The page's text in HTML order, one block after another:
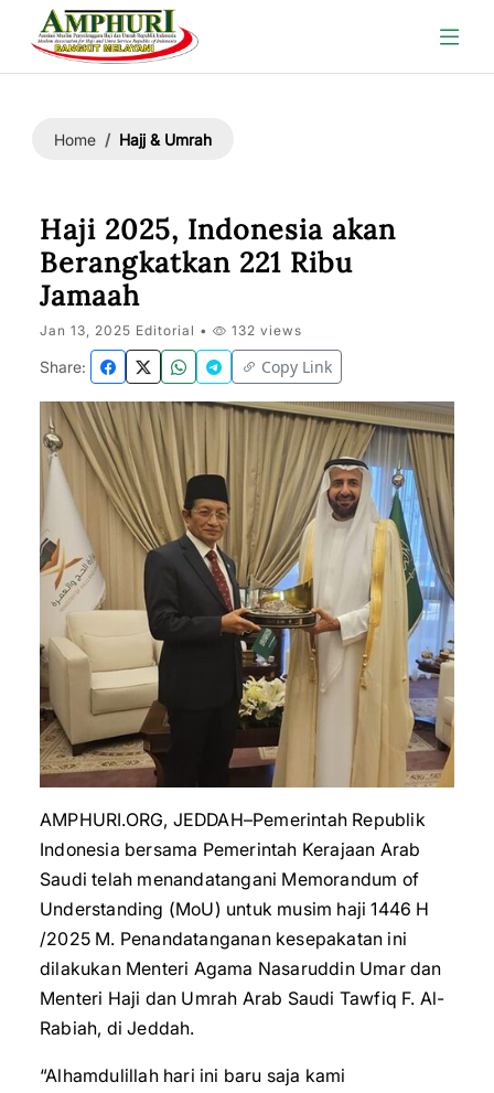
Home Hajj & Umrah
Haji 2025, Indonesia akan
Berangkatkan 221 Ribu
Jamaah
Jan 13, 2025 Editorial • 132 views
Share: Copy Link
AMPHURI.ORG, JEDDAH–Pemerintah Republik
Indonesia bersama Pemerintah Kerajaan Arab
Saudi telah menandatangani Memorandum of
Understanding (MoU) untuk musim haji 1446 H
/2025 M. Penandatanganan kesepakatan ini
dilakukan Menteri Agama Nasaruddin Umar dan
Menteri Haji dan Umrah Arab Saudi Tawfiq F. Al-
Rabiah, di Jeddah.
“Alhamdulillah hari ini baru saja kami